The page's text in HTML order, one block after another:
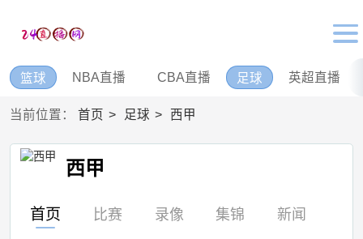
篮球 NBA直播 CBA直播 足球 英超直播
当前位置： 首页 足球 西甲
西甲
首页 比赛 录像 集锦 新闻